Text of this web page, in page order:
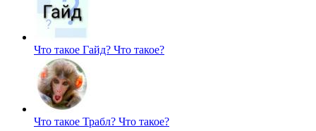
Что такое Гайд? Что такое?
Что такое Трабл? Что такое?